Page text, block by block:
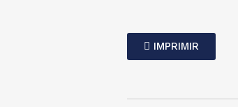
IMPRIMIR